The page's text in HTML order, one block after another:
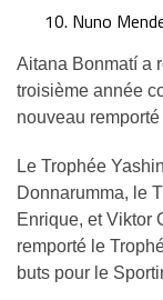
Nuno
Aitana Bonmatí a
troisième année
nouveau
Le Trophée
Donnarumma, le
Enrique, et Viktor
remporté le
buts pour le